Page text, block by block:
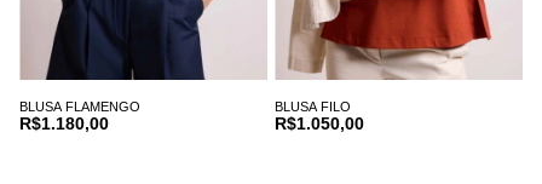
BLUSA FLAMENGO
R$1.180,00
BLUSA FILO
R$1.050,00